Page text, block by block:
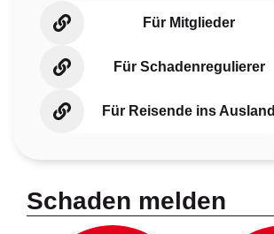
Für Mitglieder
Für Schadenregulierer
Für Reisende ins Ausland
Schaden melden